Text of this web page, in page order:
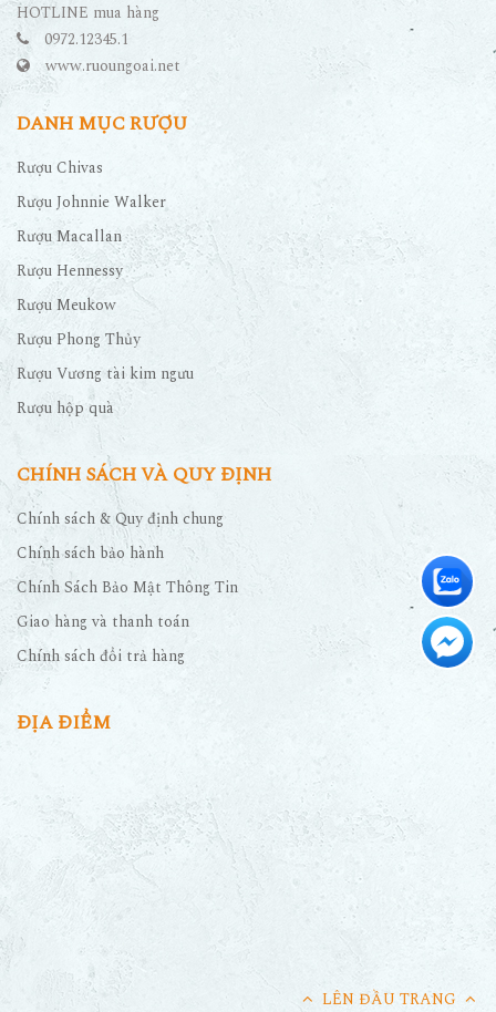
LÊN ĐẦU TRANG
HOTLINE mua hàng
0972.12345.1
www.ruoungoai.net
DANH MỤC RƯỢU
Rượu Chivas
Rượu Johnnie Walker
Rượu Macallan
Rượu Hennessy
Rượu Meukow
Rượu Phong Thủy
Rượu Vương tài kim ngưu
Rượu hộp quà
CHÍNH SÁCH VÀ QUY ĐỊNH
Chính sách & Quy định chung
Chính sách bảo hành
Chính Sách Bảo Mật Thông Tin
Giao hàng và thanh toán
Chính sách đổi trả hàng
ĐỊA ĐIỂM